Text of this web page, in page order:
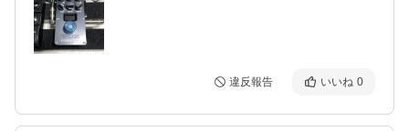
違反報告 いいね 0